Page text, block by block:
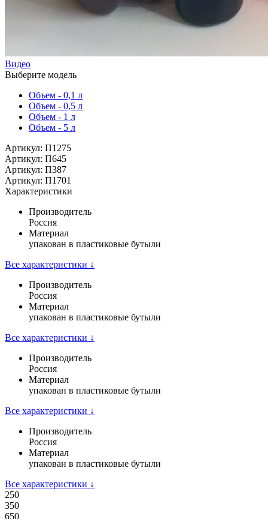
Видео
Выберите модель
Объем - 0,1 л
Объем - 0,5 л
Объем - 1 л
Объем - 5 л
Артикул: П1275
Артикул: П645
Артикул: П387
Артикул: П1701
Характеристики
Производитель
Россия
Материал
упакован в пластиковые бутыли
Все характеристики ↓
Производитель
Россия
Материал
упакован в пластиковые бутыли
Все характеристики ↓
Производитель
Россия
Материал
упакован в пластиковые бутыли
Все характеристики ↓
Производитель
Россия
Материал
упакован в пластиковые бутыли
Все характеристики ↓
250
350
650